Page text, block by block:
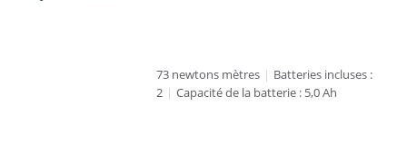
73 newtons mètres | Batteries incluses :
2 | Capacité de la batterie : 5,0 Ah